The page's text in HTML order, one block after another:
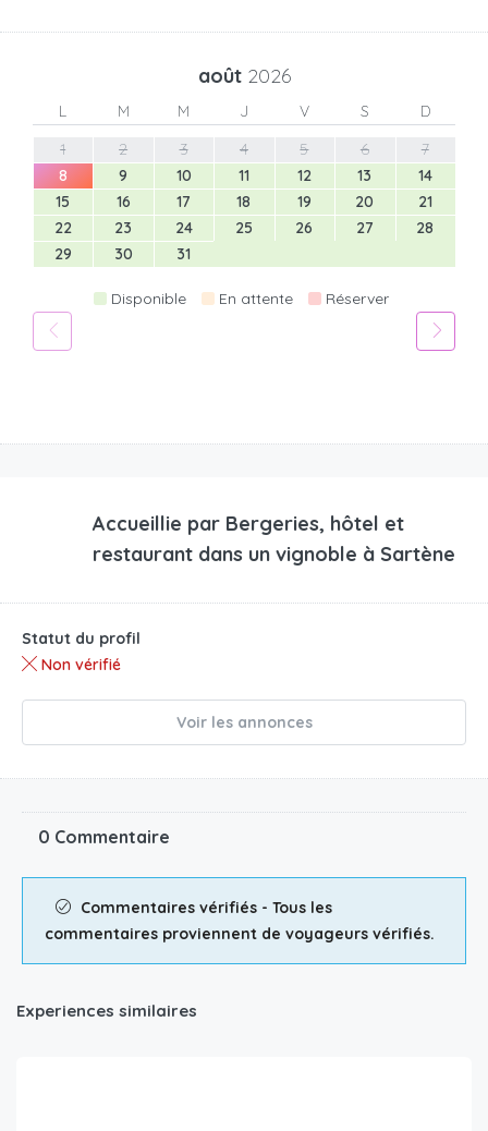
août 2026
L M M J V S
D
1
2 3 4 5 6
7
8
9 10 11 12 13
14
15
16 17 18 19 20
21
22
23 24 25 26 27
28
29
30 31
Disponible En attente Réserver
Accueillie par Bergeries, hôtel et
restaurant dans un vignoble à Sartène
Statut du profil
Non vérifié
Voir les annonces
0 Commentaire
Commentaires vérifiés - Tous les
commentaires proviennent de voyageurs vérifiés.
Experiences similaires